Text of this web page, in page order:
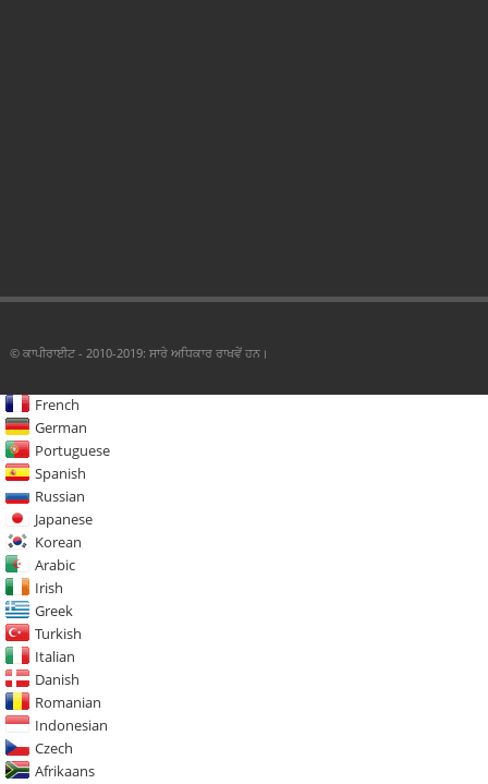
© ਕਾਪੀਰਾਈਟ - 2010-2019: ਸਾਰੇ ਅਧਿਕਾਰ ਰਾਖਵੇਂ ਹਨ।
French
German
Portuguese
Spanish
Russian
Japanese
Korean
Arabic
Irish
Greek
Turkish
Italian
Danish
Romanian
Indonesian
Czech
Afrikaans